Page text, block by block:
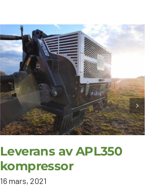
Leverans av APL350
kompressor
16 mars, 2021